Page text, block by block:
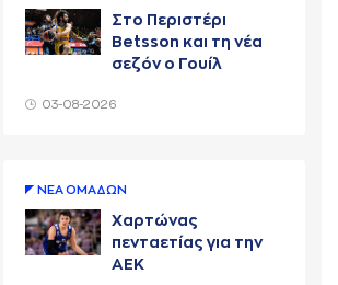
Στο Περιστέρι
Betsson και τη νέα
σεζόν ο Γουίλ
03-08-2026
ΝΕA ΟΜAΔΩΝ
Χαρτώνας
πενταετίας για την
ΑΕΚ